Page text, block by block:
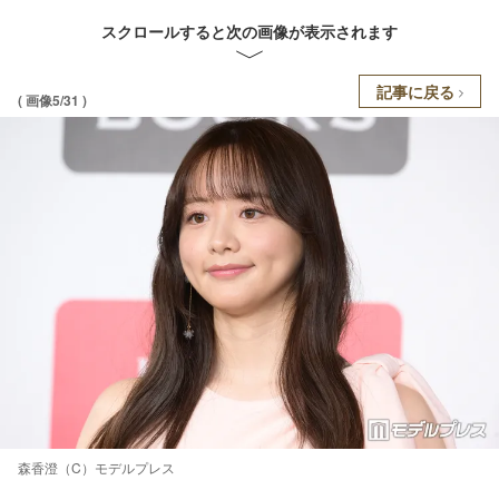
スクロールすると次の画像が表示されます
( 画像5/31 ) 記事に戻る
森香澄（C）モデルプレス